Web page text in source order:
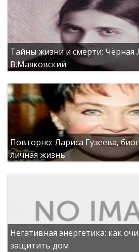
Тайны жизни и смерти: Чёрная
В.Маяковский
Повторно: Лариса Гузеева,
личная жизнь
Негативная энергетика: как
защитить дом